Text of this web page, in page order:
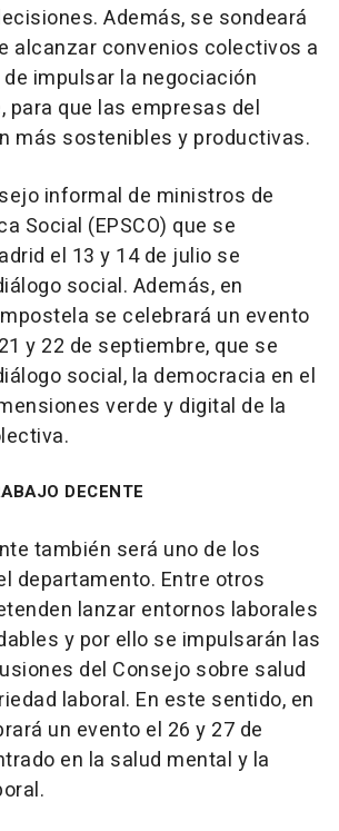
Además, se sondeará
alcanzar convenios colectivos a
impulsar la negociación
para que las empresas del
más sostenibles y productivas.
informal de ministros de
Social (EPSCO) que se
el 13 y 14 de julio se
social. Además, en
se celebrará un evento
y 22 de septiembre, que se
social, la democracia en el
verde y digital de la
DECENTE
también será uno de los
departamento. Entre otros
lanzar entornos laborales
y por ello se impulsarán las
del Consejo sobre salud
laboral. En este sentido, en
un evento el 26 y 27 de
en la salud mental y la